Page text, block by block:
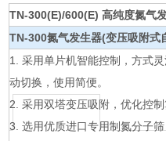
TN-300(E)/600(E) 高纯度氮气
TN-300氮气发生器(变压吸附式
1. 采用单片机智能控制，方式
动切换，使用简便。
2. 采用双塔变压吸附，优化控制
3. 选用优质进口专用制氮分子